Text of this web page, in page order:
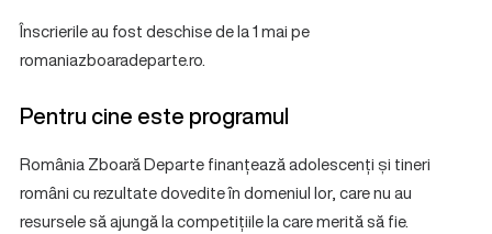
Înscrierile au fost deschise de la 1 mai pe
romaniazboaradeparte.ro.
Pentru cine este programul
România Zboară Departe finanțează adolescenți și tineri
români cu rezultate dovedite în domeniul lor, care nu au
resursele să ajungă la competițiile la care merită să fie.